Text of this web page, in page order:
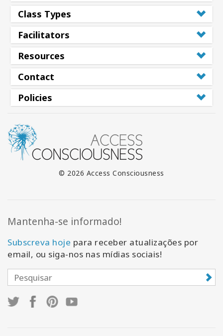
Class Types
Facilitators
Resources
Contact
Policies
© 2026 Access Consciousness
Mantenha-se informado!
Subscreva hoje para receber atualizações por
email, ou siga-nos nas mídias sociais!